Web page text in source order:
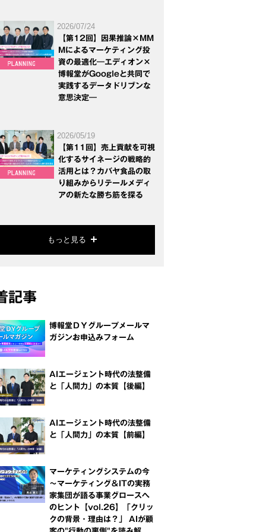
2026/07/24
【第12回】因果推論×MM
Mによるマーケティング投
資の最適化―エディオン×
博報堂がGoogleと共同で
実践するデータドリブンな
意思決定―
2026/05/19
【第11回】売上貢献を可視
化するサイネージの戦略的
活用とは？カバヤ食品の取
り組みからリテールメディ
アの新たな勝ち筋を探る
もっと見る
記事
博報堂ＤＹグループメールマ
ガジンお申込みフォーム
AIエージェント時代の法整備
と「人間力」の本質【後編】
AIエージェント時代の法整備
と「人間力」の本質【前編】
マーケティングシステムの今
～マーケティング＆ITの実務
家集団が語る事業グロースへ
のヒント【vol.26】「クリッ
クの背景・理由は？」 AIが顧